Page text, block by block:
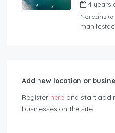
4 years
Add new location or
Register here and start
businesses on the site.